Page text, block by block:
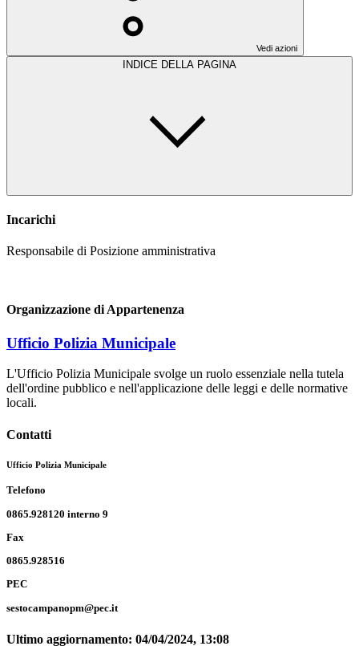
Vedi azioni
INDICE DELLA PAGINA
Incarichi
Responsabile di Posizione amministrativa
Organizzazione di Appartenenza
Ufficio Polizia Municipale
L'Ufficio Polizia Municipale svolge un ruolo essenziale nella tutela
dell'ordine pubblico e nell'applicazione delle leggi e delle normative
locali.
Contatti
Ufficio Polizia Municipale
Telefono
0865.928120 interno 9
Fax
0865.928516
PEC
sestocampanopm@pec.it
Ultimo aggiornamento: 04/04/2024, 13:08